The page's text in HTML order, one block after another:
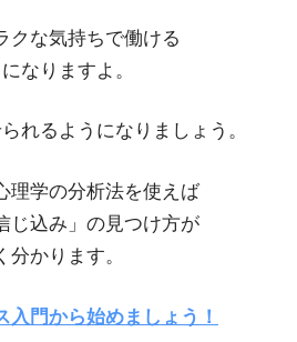
クな気持ちで働ける
なりますよ。
れるようになりましょう。
理学の分析法を使えば
じ込み」の見つけ方が
分かります。
入門から始めましょう！